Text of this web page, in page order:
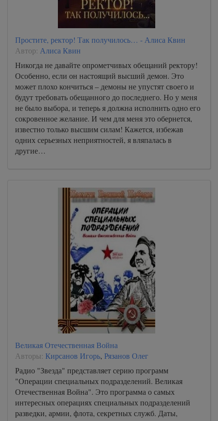
Простите, ректор! Так получилось… - Алиса Квин
Автор: Алиса Квин
Никогда не давайте опрометчивых обещаний ректору!
Особенно, если он настоящий высший демон. Это
может плохо кончиться – демоны не упустят своего и
будут требовать обещанного до последнего. Но у меня
не было выбора, и теперь я должна исполнить одно его
сокровенное желание. И чем для меня это обернется,
известно только высшим силам! Кажется, избежав
одних серьезных неприятностей, я вляпалась в
другие…
Великая Отечественная Война
Авторы: Кирсанов Игорь, Рязанов Олег
Радио "Звезда" представляет серию программ
"Операции специальных подразделений. Великая
Отечественная Война". Это программа о самых
интересных операциях специальных подразделений
разведки, армии, флота, секретных служб. Даты,